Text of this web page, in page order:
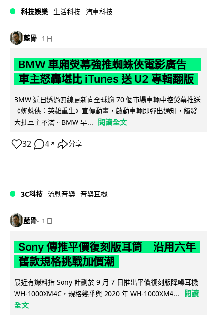
科技娛樂 生活科技 汽車科技
藍骨 1 日
BMW 車廂熒幕強推蜘蛛俠電影廣告
車主怒轟堪比 iTunes 送 U2 專輯翻版
BMW 近日透過無線更新向全球逾 70 個市場車輛中控熒幕推送
《蜘蛛俠：英雄重生》宣傳動畫，啟動車輛即彈出通知，觸發
大批車主不滿。BMW 早...
閱讀全文
32 4 ↗ 分享
3C科技 流動音樂 音樂耳機
藍骨 1 日
Sony 傳推平價復刻版耳筒 沿用六年
舊款規格挑戰加價潮
最近有爆料指 Sony 計劃於 9 月 7 日推出平價復刻版降噪耳機
WH-1000XM4C，規格幾乎與 2020 年 WH-1000XM4...
閱讀
全文